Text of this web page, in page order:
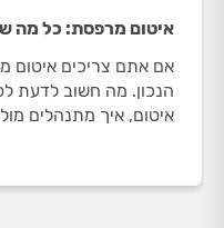
איטום מרפסת: כל מה
אם אתם צריכים איטום
הנכון. מה חשוב לדעת
איטום, איך מתנהלים